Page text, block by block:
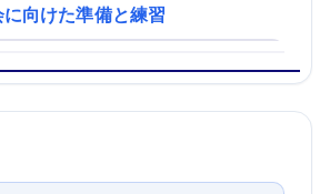
向けた準備と練習